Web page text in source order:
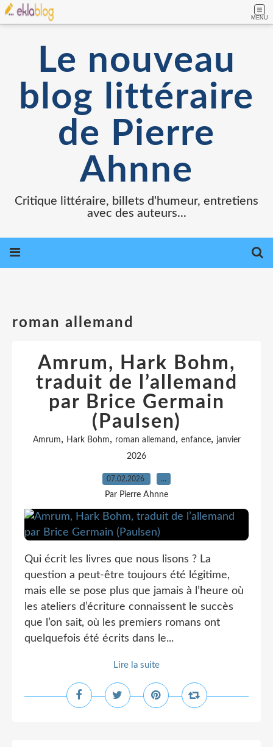
MENU
Le nouveau
blog littéraire
de Pierre
Ahnne
Critique littéraire, billets d'humeur, entretiens
avec des auteurs...
roman allemand
Amrum, Hark Bohm,
traduit de l’allemand
par Brice Germain
(Paulsen)
Amrum, Hark Bohm, roman allemand , enfance, janvier
2026
07.02.2026 …
Par Pierre Ahnne
Qui écrit les livres que nous lisons ? La
question a peut-être toujours été légitime,
mais elle se pose plus que jamais à l’heure où
les ateliers d’écriture connaissent le succès
que l’on sait, où les premiers romans ont
quelquefois été écrits dans le...
Lire la suite